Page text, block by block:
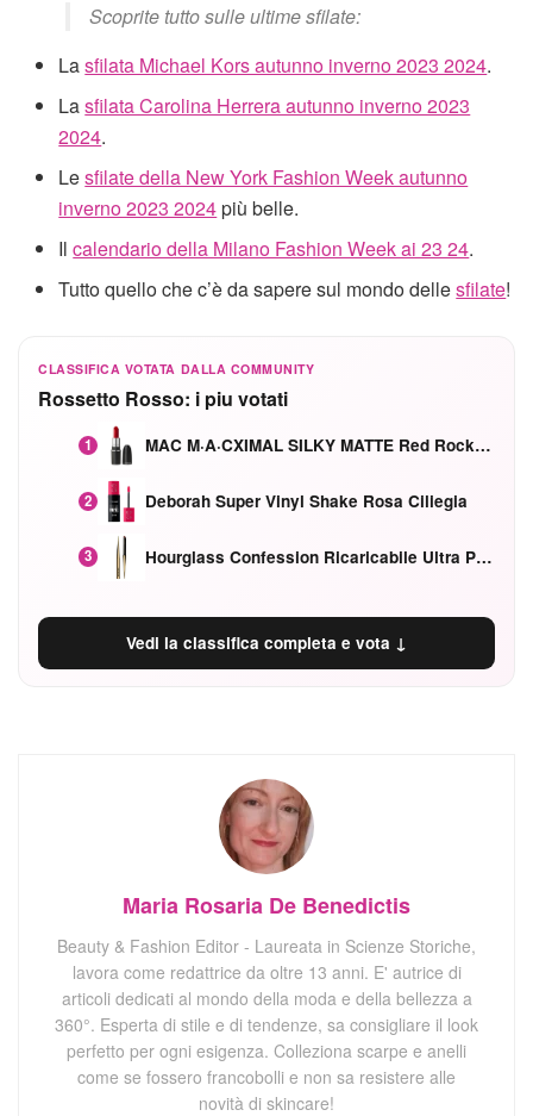
Scoprite tutto sulle ultime sfilate:
Lasfilata Michael Kors autunno inverno 2023 2024.
Lasfilata Carolina Herrera autunno inverno 2023
2024.
Lesfilate della New York Fashion Week autunno
inverno 2023 2024più belle.
Ilcalendario della Milano Fashion Week ai 23 24.
Tutto quello che c’è da sapere sul mondo dellesfilate!
CLASSIFICA VOTATA DALLA COMMUNITY
Rossetto Rosso: i piu votati
1 MAC M·A·CXIMAL SILKY MATTE Red Rock mat
2 Deborah Super Vinyl Shake Rosa Ciliegia
3 Hourglass Confession Ricaricabile Ultra Preciso Ad Alta Intensità Secretly Classic Red
Vedi la classifica completa e vota ↓
Maria Rosaria De Benedictis
Beauty & Fashion Editor - Laureata in Scienze Storiche,
lavora come redattrice da oltre 13 anni. E' autrice di
articoli dedicati al mondo della moda e della bellezza a
360°. Esperta di stile e di tendenze, sa consigliare il look
perfetto per ogni esigenza. Colleziona scarpe e anelli
come se fossero francobolli e non sa resistere alle
novità di skincare!